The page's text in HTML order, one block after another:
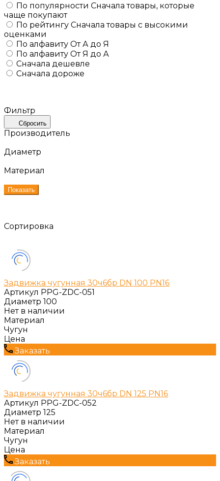
По популярности Сначала товары, которые
чаще покупают
По рейтингу Сначала товары с высокими
оценками
По алфавиту От А до Я
По алфавиту От Я до А
Сначала дешевле
Сначала дороже
Фильтр
Сбросить
Производитель
Диаметр
Материал
Показать
Сортировка
Задвижка чугунная 30ч6бр DN 100 PN16
Артикул PPG-ZDC-051
Диаметр 100
Нет в наличии
Материал
Чугун
Цена
Заказать
Задвижка чугунная 30ч6бр DN 125 PN16
Артикул PPG-ZDC-052
Диаметр 125
Нет в наличии
Материал
Чугун
Цена
Заказать